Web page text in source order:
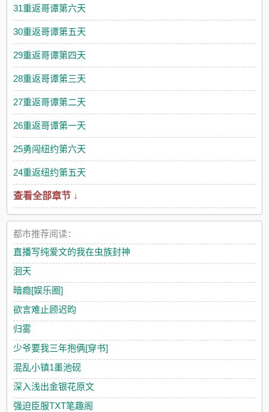
31重返哥谭第六天
30重返哥谭第五天
29重返哥谭第四天
28重返哥谭第三天
27重返哥谭第二天
26重返哥谭第一天
25勇闯纽约第六天
24重返纽约第五天
查看全部章节 ↓
都市推荐阅读：
直播写纯爱文的我在虫族封神
洄天
暗瘾[娱乐圈]
欲言难止顾迟昀
归雾
少爷要我三年抱俩[穿书]
混乱小镇1墨池砚
深入浅出金银花原文
强迫臣服TXT笔趣阁